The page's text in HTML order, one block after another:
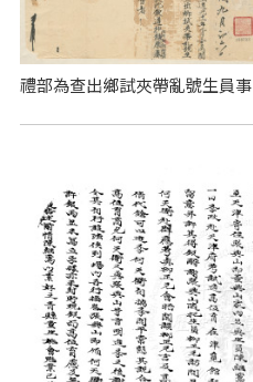
禮部為查出鄉試夾帶亂號生員事